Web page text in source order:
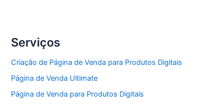
Serviços
Criação de Página de Venda para Produtos Digitais
Página de Venda Ultimate
Página de Venda para Produtos Digitais